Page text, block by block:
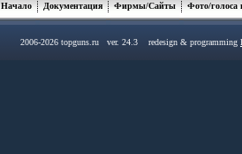
Начало Документация Фирмы/Сайты Фото/голоса
2006-2026 topguns.ru ver. 24.3 redesign & programming